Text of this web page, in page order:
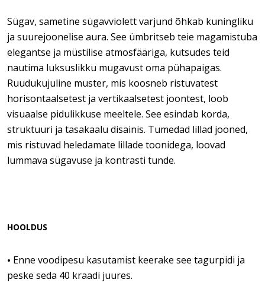
Sügav, sametine sügavviolett varjund õhkab kuningliku
ja suurejoonelise aura. See ümbritseb teie magamistuba
elegantse ja müstilise atmosfääriga, kutsudes teid
nautima luksuslikku mugavust oma pühapaigas.
Ruudukujuline muster, mis koosneb ristuvatest
horisontaalsetest ja vertikaalsetest joontest, loob
visuaalse pidulikkuse meeltele. See esindab korda,
struktuuri ja tasakaalu disainis. Tumedad lillad jooned,
mis ristuvad heledamate lillade toonidega, loovad
lummava sügavuse ja kontrasti tunde.
HOOLDUS
• Enne voodipesu kasutamist keerake see tagurpidi ja
peske seda 40 kraadi juures.